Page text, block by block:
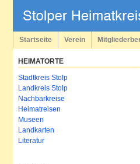
überspringen
Startseite Verein
HEIMATORTE
Navigation
überspringen
Stadtkreis Stolp
Landkreis Stolp
Nachbarkreise
Heimatreisen
Museen
Landkarten
Literatur